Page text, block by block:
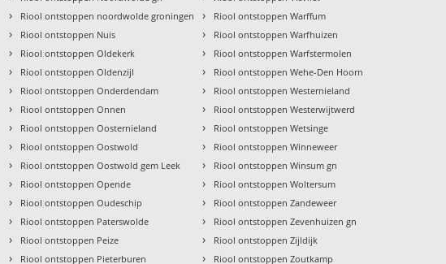
› Riool ontstoppen noordwolde groningen
› Riool ontstoppen Nuis
› Riool ontstoppen Oldekerk
› Riool ontstoppen Oldenzijl
› Riool ontstoppen Onderdendam
› Riool ontstoppen Onnen
› Riool ontstoppen Oosternieland
› Riool ontstoppen Oostwold
› Riool ontstoppen Oostwold gem Leek
› Riool ontstoppen Opende
› Riool ontstoppen Oudeschip
› Riool ontstoppen Paterswolde
› Riool ontstoppen Peize
› Riool ontstoppen Pieterburen
› Riool ontstoppen Warffum
› Riool ontstoppen Warfhuizen
› Riool ontstoppen Warfstermolen
› Riool ontstoppen Wehe-Den Hoorn
› Riool ontstoppen Westernieland
› Riool ontstoppen Westerwijtwerd
› Riool ontstoppen Wetsinge
› Riool ontstoppen Winneweer
› Riool ontstoppen Winsum gn
› Riool ontstoppen Woltersum
› Riool ontstoppen Zandeweer
› Riool ontstoppen Zevenhuizen gn
› Riool ontstoppen Zijldijk
› Riool ontstoppen Zoutkamp